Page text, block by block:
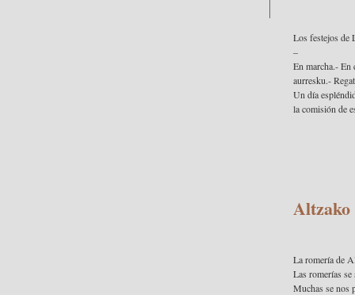
Los festejos de
–
En marcha.- En
aurresku.-
Un día
la comisión de
La romería de
Las romerías
Muchas se nos